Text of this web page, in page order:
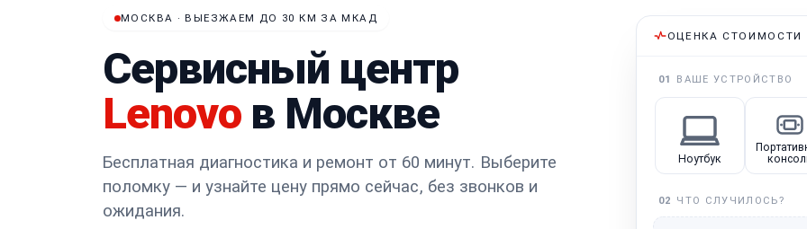
МОСКВА · ВЫЕЗЖАЕМ ДО 30 КМ ЗА МКАД
Сервисный центр
Lenovoв Москве
Бесплатная диагностика и ремонт от 60 минут. Выберите
поломку — и узнайте цену прямо сейчас, без звонков и
ожидания.
ОЦЕНКА СТОИМОСТИ
01 ВАШЕ УСТРОЙСТВО
Ноутбук
02 ЧТО СЛУЧИЛОСЬ?